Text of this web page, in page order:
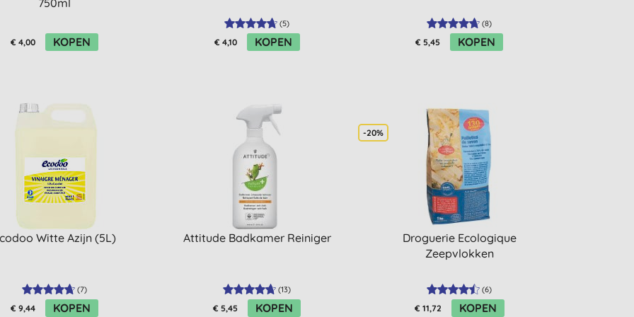
750ml
€ 4,00 KOPEN
(5)
€ 4,10 KOPEN
(8)
€ 5,45 KOPEN
Witte Azijn (5L)
(7)
€ 9,44 KOPEN
Attitude Badkamer Reiniger
(13)
€ 5,45 KOPEN
-20%
Droguerie Ecologique
Zeepvlokken
(6)
€ 11,72 KOPEN